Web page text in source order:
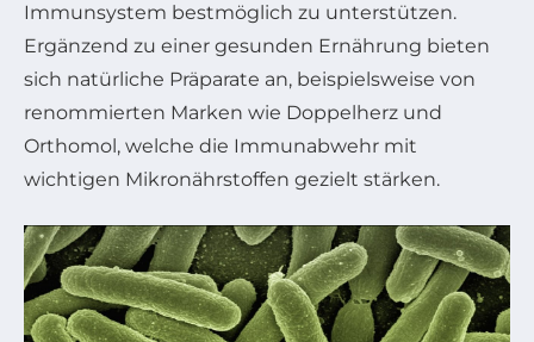
Immunsystem bestmöglich zu unterstützen.
Ergänzend zu einer gesunden Ernährung bieten
sich natürliche Präparate an, beispielsweise von
renommierten Marken wie Doppelherz und
Orthomol, welche die Immunabwehr mit
wichtigen Mikronährstoffen gezielt stärken.